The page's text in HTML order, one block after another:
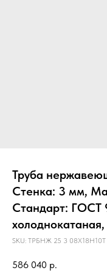
Труба
Стенка: 3 мм,
Стандарт: ГОСТ
SKU: ТРБНЖ 25 3 08Х18Н10Т
586 040 р.